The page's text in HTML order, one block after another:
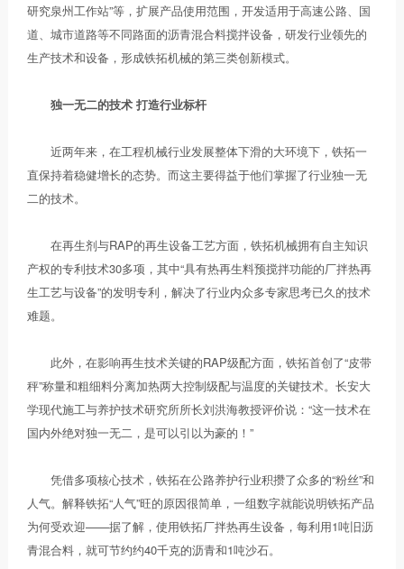
研究泉州工作站”等，扩展产品使用范围，开发适用于高速公路、国
道、城市道路等不同路面的沥青混合料搅拌设备，研发行业领先的
生产技术和设备，形成铁拓机械的第三类创新模式。
独一无二的技术 打造行业标杆
近两年来，在工程机械行业发展整体下滑的大环境下，铁拓一
直保持着稳健增长的态势。而这主要得益于他们掌握了行业独一无
二的技术。
在再生剂与RAP的再生设备工艺方面，铁拓机械拥有自主知识
产权的专利技术30多项，其中“具有热再生料预搅拌功能的厂拌热再
生工艺与设备”的发明专利，解决了行业内众多专家思考已久的技术
难题。
此外，在影响再生技术关键的RAP级配方面，铁拓首创了“皮带
秤”称量和粗细料分离加热两大控制级配与温度的关键技术。长安大
学现代施工与养护技术研究所所长刘洪海教授评价说：“这一技术在
国内外绝对独一无二，是可以引以为豪的！”
凭借多项核心技术，铁拓在公路养护行业积攒了众多的“粉丝”和
人气。解释铁拓“人气”旺的原因很简单，一组数字就能说明铁拓产品
为何受欢迎——据了解，使用铁拓厂拌热再生设备，每利用1吨旧沥
青混合料，就可节约约40千克的沥青和1吨沙石。